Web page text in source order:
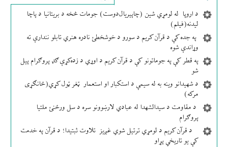
د اروپا له لومړي شین (چاپېریال‌دوست) جومات څخه د بریتانیا د پاچا
لیدنه(فیلم)
په جده کې د قرآن کریم د سورو د خوشخطئ نادره هنري تابلو نندارې ته
وړاندې شوه
په قطر کې په جوماتونو کې د قرآن کریم د اوړي د زده‌کړې ګډ پروګرام پیل
شو
د شهیدانو وینه به له سیمې د استکبار او استعمار ټغر ټول کړي(ځانګړی
مرکه)
د مقاومت د سیدالشهدا له عبادي لارښوونو سره د سل ورځنئ ملتیا
پروګرام
د قرآن کریم د لومړي ترتیل شوي غږیز تلاوت ثبتیدا؛ د قرآن په خدمت
کې یو تاریخي پړاو